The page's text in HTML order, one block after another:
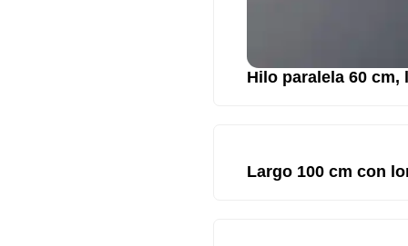
Hilo paralela 60 cm,
Largo 100 cm con